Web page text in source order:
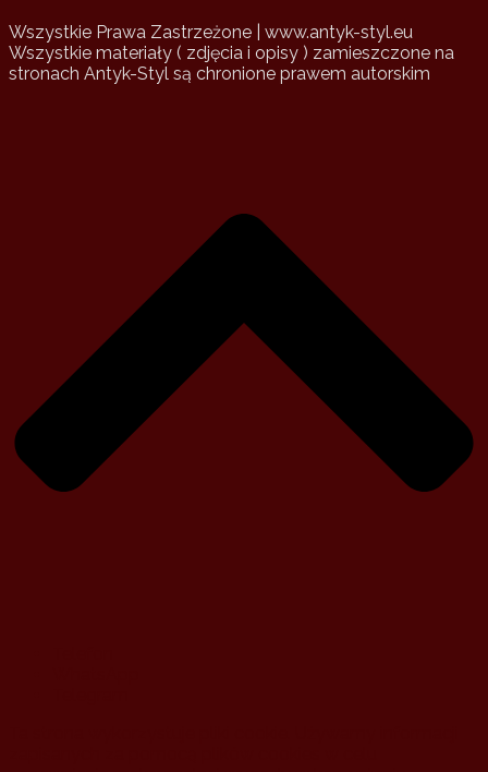
Wszystkie Prawa Zastrzeżone | www.antyk-styl.eu
Wszystkie materiały ( zdjęcia i opisy ) zamieszczone na
stronach Antyk-Styl są chronione prawem autorskim